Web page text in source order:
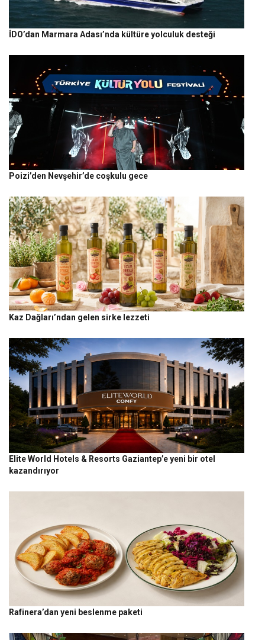
İDO’dan Marmara Adası’nda kültüre yolculuk desteği
Poizi’den Nevşehir’de coşkulu gece
Kaz Dağları’ndan gelen sirke lezzeti
Elite World Hotels & Resorts Gaziantep’e yeni bir otel
kazandırıyor
Rafinera’dan yeni beslenme paketi